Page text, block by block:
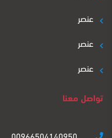
عنصر
عنصر
عنصر
تواصل معنا